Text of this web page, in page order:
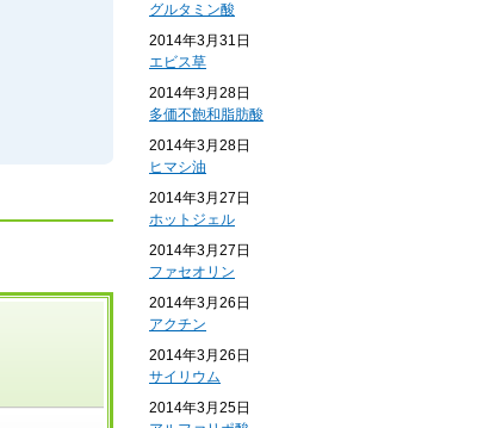
グルタミン酸
2014年3月31日
エビス草
2014年3月28日
多価不飽和脂肪酸
2014年3月28日
ヒマシ油
2014年3月27日
ホットジェル
2014年3月27日
ファセオリン
2014年3月26日
アクチン
2014年3月26日
サイリウム
2014年3月25日